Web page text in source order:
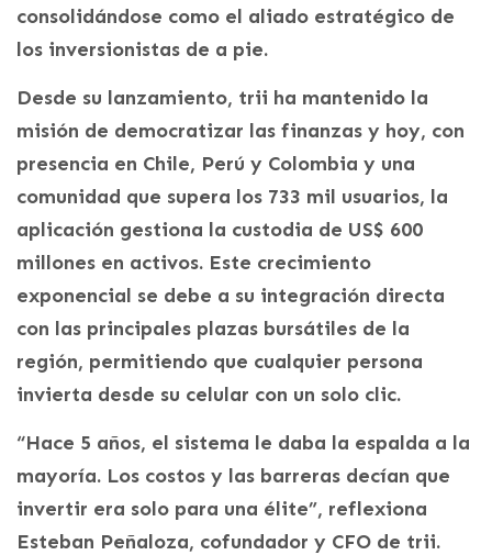
consolidándose como el aliado estratégico de
los inversionistas de a pie.
Desde su lanzamiento, trii ha mantenido la
misión de democratizar las finanzas y hoy, con
presencia en Chile, Perú y Colombia y una
comunidad que supera los 733 mil usuarios, la
aplicación gestiona la custodia de US$ 600
millones en activos. Este crecimiento
exponencial se debe a su integración directa
con las principales plazas bursátiles de la
región, permitiendo que cualquier persona
invierta desde su celular con un solo clic.
“Hace 5 años, el sistema le daba la espalda a la
mayoría. Los costos y las barreras decían que
invertir era solo para una élite”, reflexiona
Esteban Peñaloza, cofundador y CFO de trii.